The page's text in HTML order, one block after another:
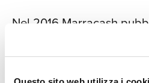
novembre del 2022
“NOI, LORO, GLI ALTRI
include l’inedito
d’animo che accompagna
Nel 2016 Marracash
“Nulla Accade”, in cui si